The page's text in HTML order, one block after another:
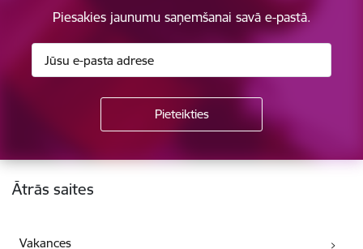
Piesakies jaunumu saņemšanai savā e-pastā.
Kājene
Ātrās saites
Vakances